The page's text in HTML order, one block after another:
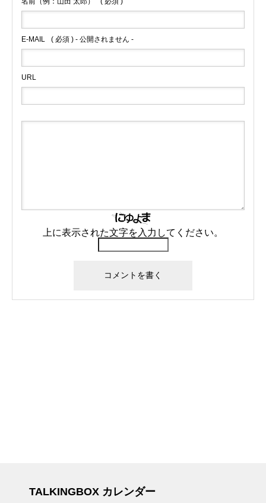
E-MAIL ( 必須 ) - 公開されません -
URL
上に表示された文字を入力してください。
TALKINGBOX カレンダー